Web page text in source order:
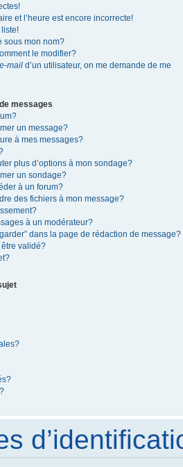
et l’heure est encore incorrecte!
liste!
sous mon nom?
le modifier?
e-mail d’un utilisateur, on me demande de me
messages
un message?
à mes messages?
plus d’options à mon sondage?
un sondage?
à un forum?
des fichiers à mon message?
à un modérateur?
dans la page de rédaction de message?
validé?